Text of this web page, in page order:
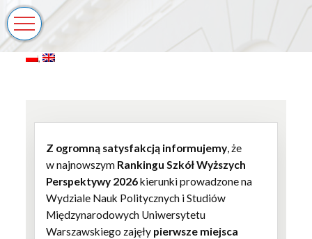
Z ogromną satysfakcją informujemy, że
w najnowszym Rankingu Szkół Wyższych
Perspektywy 2026kierunki prowadzone na
Wydziale Nauk Politycznych i Studiów
Międzynarodowych Uniwersytetu
Warszawskiego zajęły pierwsze miejsca